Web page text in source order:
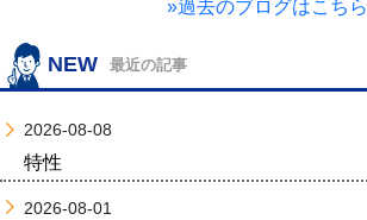
»過去のブログはこちら
NEW 最近の記事
2026-08-08
特性
2026-08-01